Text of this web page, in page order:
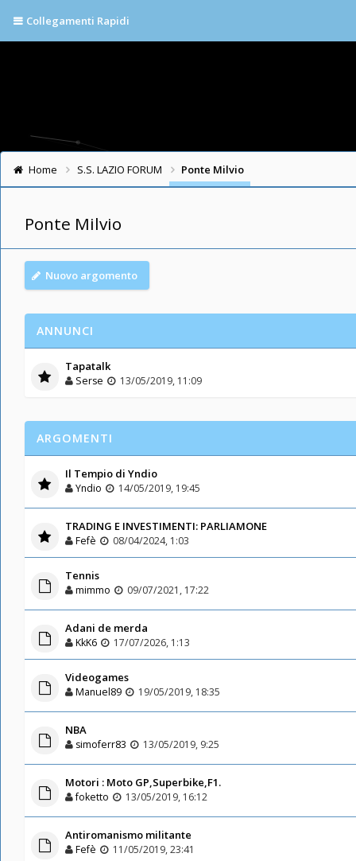
Collegamenti Rapidi
Home S.S. LAZIO FORUM Ponte Milvio
Ponte Milvio
Nuovo argomento
ANNUNCI
Tapatalk
Serse 13/05/2019, 11:09
ARGOMENTI
Il Tempio di Yndio
Yndio 14/05/2019, 19:45
TRADING E INVESTIMENTI: PARLIAMONE
Fefè 08/04/2024, 1:03
Tennis
mimmo 09/07/2021, 17:22
Adani de merda
KkK6 17/07/2026, 1:13
Videogames
Manuel89 19/05/2019, 18:35
NBA
simoferr83 13/05/2019, 9:25
Motori : Moto GP,Superbike,F1.
foketto 13/05/2019, 16:12
Antiromanismo militante
Fefè 11/05/2019, 23:41